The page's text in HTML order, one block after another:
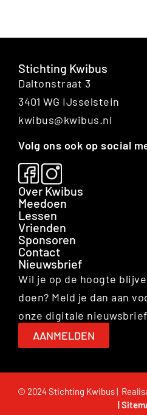
Stichting Kwibus
Daltonstraat 3
3401 WG IJsselstein
kwibus@kwibus.nl
Volg ons ook op social
Over Kwibus
Meedoen
Lessen
Vrienden
Sponsoren
Contact
Nieuwsbrief
Wil je op de hoogte
doen? Meld je dan aan
onze digitale
AANMELDEN
© 2024 Stichting Kwibus |
|